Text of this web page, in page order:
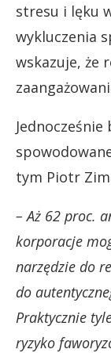
stresu i lęku
wykluczenia
wskazuje, że
tym Piotr
– Aż 62 proc.
korporacje
narzędzie do
do
Praktycznie
ryzyko